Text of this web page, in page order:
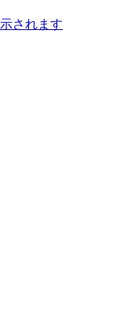
されます